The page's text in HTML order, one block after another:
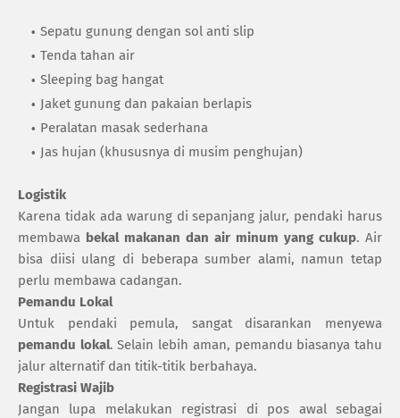
Sepatu gunung dengan sol anti slip
Tenda tahan air
Sleeping bag hangat
Jaket gunung dan pakaian berlapis
Peralatan masak sederhana
Jas hujan (khususnya di musim penghujan)
Logistik
Karena tidak ada warung di sepanjang jalur, pendaki harus
membawa bekal makanan dan air minum yang cukup. Air
bisa diisi ulang di beberapa sumber alami, namun tetap
perlu membawa cadangan.
Pemandu Lokal
Untuk pendaki pemula, sangat disarankan menyewa
pemandu lokal. Selain lebih aman, pemandu biasanya tahu
jalur alternatif dan titik-titik berbahaya.
Registrasi Wajib
Jangan lupa melakukan registrasi di pos awal sebagai